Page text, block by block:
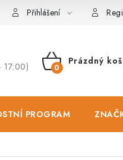
Zásady použivání souboru
Přihlášení
17:00)
NÁKUPNÍ
Prázdný
PROGRAM